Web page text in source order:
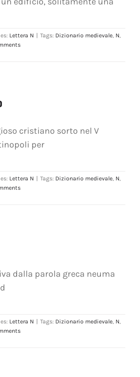
Lettera N | Tags: Dizionario medievale, N
cristiano sorto nel V
per
Lettera N | Tags: Dizionario medievale, N
dalla parola greca neuma
Lettera N | Tags: Dizionario medievale, N